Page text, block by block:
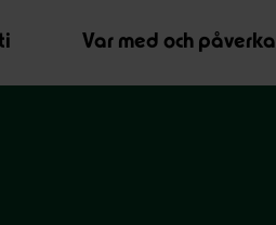
Var med och påverka